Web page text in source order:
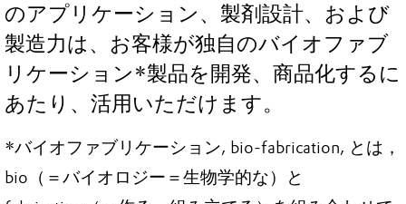
のアプリケーション、製剤設計、および
製造力は、お客様が独自のバイオファブ
リケーション*製品を開発、商品化するに
あたり、活用いただけます。
*バイオファブリケーション, bio-fabrication, とは，
bio（＝バイオロジー＝生物学的な）と